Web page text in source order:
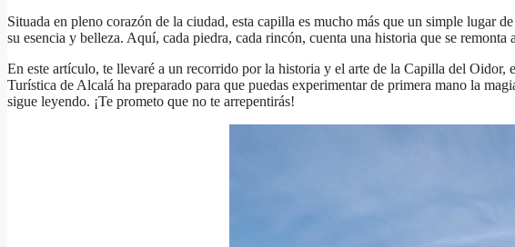
Situada en pleno corazón de la ciudad, esta capilla es mucho más que un simple lugar
su esencia y belleza. Aquí, cada piedra, cada rincón, cuenta una historia que se
En este artículo, te llevaré a un recorrido por la historia y el arte de la Capilla del Oidor,
Turística de Alcalá ha preparado para que puedas experimentar de primera mano la
sigue leyendo. ¡Te prometo que no te arrepentirás!